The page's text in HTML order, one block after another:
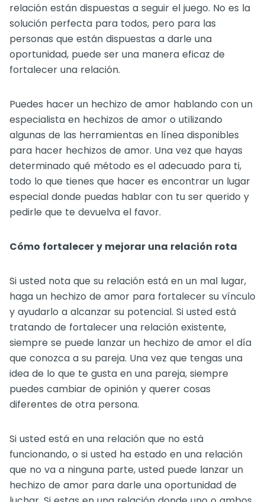
relación están dispuestas a seguir el juego. No es la
solución perfecta para todos, pero para las
personas que están dispuestas a darle una
oportunidad, puede ser una manera eficaz de
fortalecer una relación.
Puedes hacer un hechizo de amor hablando con un
especialista en hechizos de amor o utilizando
algunas de las herramientas en línea disponibles
para hacer hechizos de amor. Una vez que hayas
determinado qué método es el adecuado para ti,
todo lo que tienes que hacer es encontrar un lugar
especial donde puedas hablar con tu ser querido y
pedirle que te devuelva el favor.
Cómo fortalecer y mejorar una relación rota
Si usted nota que su relación está en un mal lugar,
haga un hechizo de amor para fortalecer su vínculo
y ayudarlo a alcanzar su potencial. Si usted está
tratando de fortalecer una relación existente,
siempre se puede lanzar un hechizo de amor el día
que conozca a su pareja. Una vez que tengas una
idea de lo que te gusta en una pareja, siempre
puedes cambiar de opinión y querer cosas
diferentes de otra persona.
Si usted está en una relación que no está
funcionando, o si usted ha estado en una relación
que no va a ninguna parte, usted puede lanzar un
hechizo de amor para darle una oportunidad de